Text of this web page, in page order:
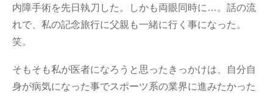
内障手術を先日執刀した。しかも両眼同時に…。話の流
れで、私の記念旅行に父親も一緒に行く事になった。
笑。
そもそも私が医者になろうと思ったきっかけは、自分自
身が病気になった事でスポーツ系の業界に進みたかった